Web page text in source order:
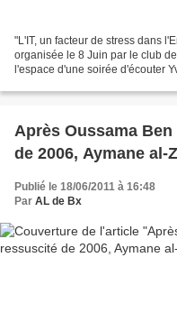
"L'IT, un facteur de stress dans
organisée le 8 Juin par le club
l'espace d'une soirée d'écouter
Après Oussama
de 2006, Aymane al-
Publié le 18/06/2011 à 16:48
Par AL de Bx